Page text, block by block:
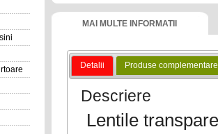
MAI MULTE INFORMATII
Detalii Produse complementare
Descriere
Lentile